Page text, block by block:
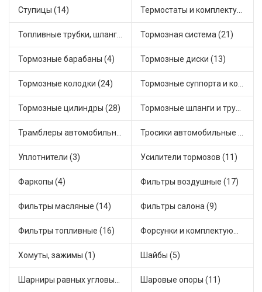
Ступицы (14) Термостаты и комплектующие системы охлаждения (76)
Топливные трубки, шланги, магистрали и рампы (5) Тормозная система (21)
Тормозные барабаны (4) Тормозные диски (13)
Тормозные колодки (24) Тормозные суппорта и комплектующие (7)
Тормозные цилиндры (28) Тормозные шланги и трубки (14)
Трамблеры автомобильные (18) Тросики автомобильные (27)
Уплотнители (3) Усилители тормозов (11)
Фаркопы (4) Фильтры воздушные (17)
Фильтры масляные (14) Фильтры салона (9)
Фильтры топливные (16) Форсунки и комплектующие (3)
Хомуты, зажимы (1) Шайбы (5)
Шарниры равных угловых скоростей, приводные валы (16) Шаровые опоры (11)